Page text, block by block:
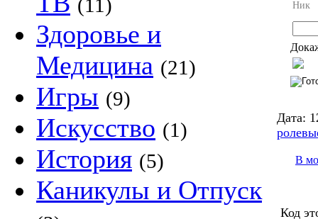
(11)
Здоровье и
Медицина (21)
Игры (9)
Искусство (1)
История (5)
Каникулы и Отпуск
Ник
Дата:
В
Код